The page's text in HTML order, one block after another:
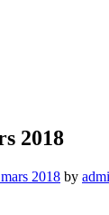
2018
2018 by